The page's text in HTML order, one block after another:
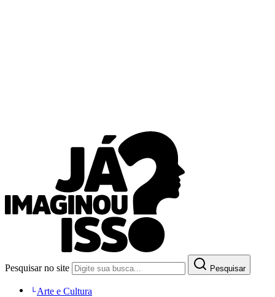
Pesquisar no site Pesquisar
Arte e Cultura